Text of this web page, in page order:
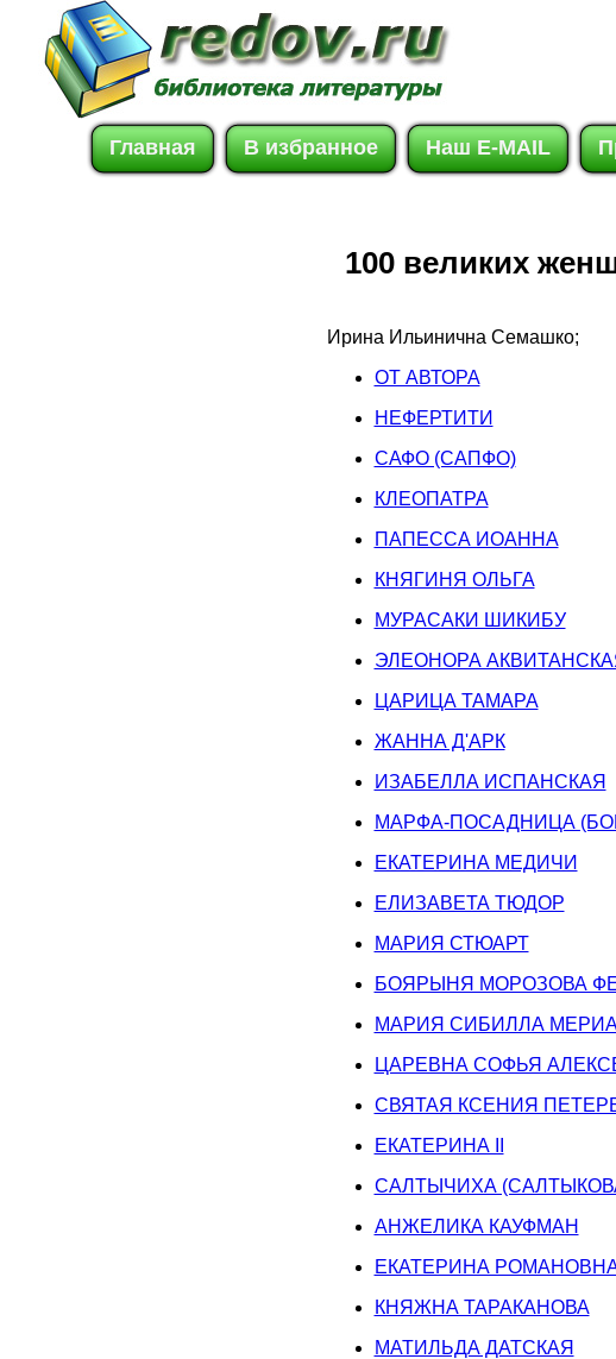
Главная В избранное Наш E-MAIL
100 великих
Ирина Ильинична Семашко;
ОТ АВТОРА
НЕФЕРТИТИ
САФО (САПФО)
КЛЕОПАТРА
ПАПЕССА ИОАННА
КНЯГИНЯ ОЛЬГА
МУРАСАКИ ШИКИБУ
ЭЛЕОНОРА
ЦАРИЦА ТАМАРА
ЖАННА Д'АРК
ИЗАБЕЛЛА ИСПАНСКАЯ
МАРФА-ПОСАДНИЦА
ЕКАТЕРИНА МЕДИЧИ
ЕЛИЗАВЕТА ТЮДОР
МАРИЯ СТЮАРТ
БОЯРЫНЯ МОРОЗОВА
МАРИЯ СИБИЛЛА
ЦАРЕВНА СОФЬЯ
СВЯТАЯ КСЕНИЯ
ЕКАТЕРИНА II
САЛТЫЧИХА
АНЖЕЛИКА КАУФМАН
ЕКАТЕРИНА
КНЯЖНА ТАРАКАНОВА
МАТИЛЬДА ДАТСКАЯ